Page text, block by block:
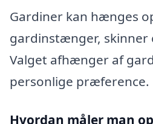
Gardiner kan hænges
gardinstænger, skinner
Valget afhænger af
personlige præference.
Hvordan måler man